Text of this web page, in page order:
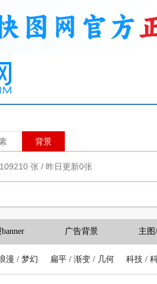
背景
广告背景 主
漫 / 梦幻 扁平 / 渐变 / 几何 科技 /